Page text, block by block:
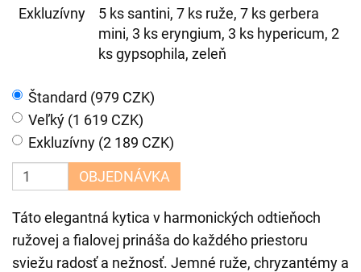
Exkluzívny
5 ks santini, 7 ks ruže, 7 ks gerbera
mini, 3 ks eryngium, 3 ks hypericum, 2
ks gypsophila, zeleň
Štandard (979 CZK)
Veľký (1 619 CZK)
Exkluzívny (2 189 CZK)
OBJEDNÁVKA
Táto elegantná kytica v harmonických odtieňoch
ružovej a fialovej prináša do každého priestoru
sviežu radosť a nežnosť. Jemné ruže, chryzantémy a